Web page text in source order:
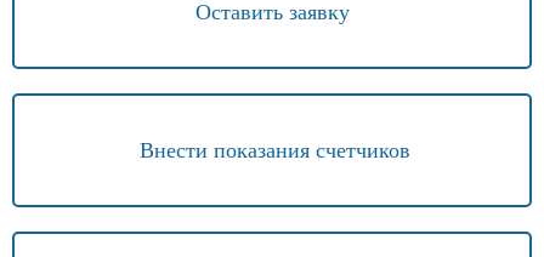
Оставить заявку
Внести показания счетчиков